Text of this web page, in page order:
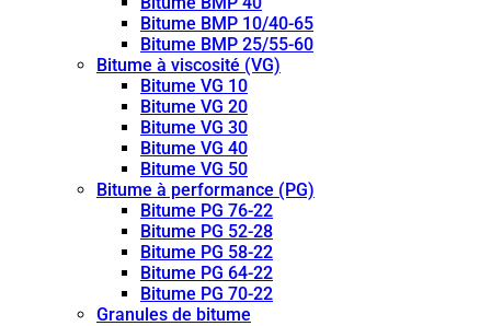
Bitume BMP 10/40-65
Bitume BMP 25/55-60
Bitume à viscosité (VG)
Bitume VG 10
Bitume VG 20
Bitume VG 30
Bitume VG 40
Bitume VG 50
Bitume à performance (PG)
Bitume PG 76-22
Bitume PG 52-28
Bitume PG 58-22
Bitume PG 64-22
Bitume PG 70-22
Granules de bitume